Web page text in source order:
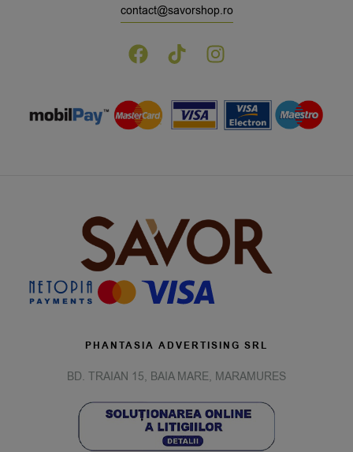
contact@savorshop.ro
PHANTASIA ADVERTISING SRL
BD. TRAIAN 15, BAIA MARE, MARAMURES